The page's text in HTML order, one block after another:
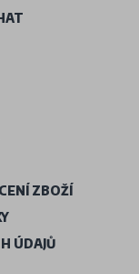
ZBOŽÍ
ÚDAJŮ